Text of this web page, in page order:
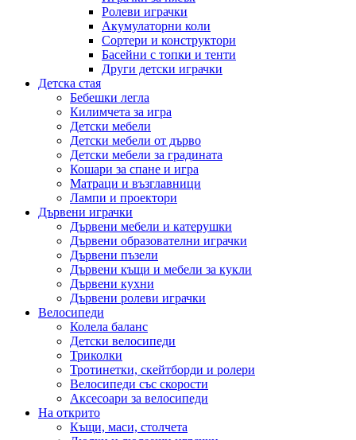
Ролеви играчки
Акумулаторни коли
Сортери и конструктори
Басейни с топки и тенти
Други детски играчки
Детска стая
Бебешки легла
Килимчета за игра
Детски мебели
Детски мебели от дърво
Детски мебели за градината
Кошари за спане и игра
Матраци и възглавници
Лампи и проектори
Дървени играчки
Дървени мебели и катерушки
Дървени образователни играчки
Дървени пъзели
Дървени къщи и мебели за кукли
Дървени кухни
Дървени ролеви играчки
Велосипеди
Колела баланс
Детски велосипеди
Триколки
Тротинетки, скейтборди и ролери
Велосипеди със скорости
Аксесоари за велосипеди
На открито
Къщи, маси, столчета